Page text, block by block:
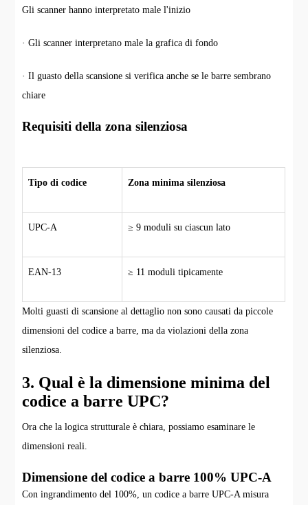
Gli scanner hanno interpretato male l'inizio
· Gli scanner interpretano male la grafica di fondo
· Il guasto della scansione si verifica anche se le barre sembrano
chiare
Requisiti della zona silenziosa
Tipo di codice Zona minima silenziosa
UPC-A ≥ 9 moduli su ciascun lato
EAN-13 ≥ 11 moduli tipicamente
Molti guasti di scansione al dettaglio non sono causati da piccole
dimensioni del codice a barre, ma da violazioni della zona
silenziosa.
3. Qual è la dimensione minima del
codice a barre UPC?
Ora che la logica strutturale è chiara, possiamo esaminare le
dimensioni reali.
Dimensione del codice a barre 100% UPC-A
Con ingrandimento del 100%, un codice a barre UPC-A misura